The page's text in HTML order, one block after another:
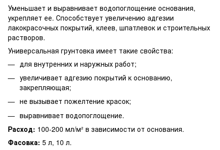
Уменьшает и выравнивает водопоглощение основания,
укрепляет ее. Способствует увеличению адгезии
лакокрасочных покрытий, клеев, шпатлевок и строительных
растворов.
Универсальная грунтовка имеет такие свойства:
для внутренних и наружных работ;
увеличивает адгезию покрытий к основанию,
закрепляющая;
не вызывает пожелтение красок;
выравнивает водопоглощение.
Расход: 100-200 мл/м² в зависимости от основания.
Фасовка: 5 л, 10 л.